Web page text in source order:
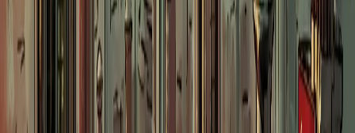
[画像1]を
を生成